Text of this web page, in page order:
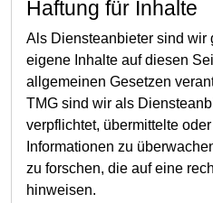
Haftung für Inhalte
Als Diensteanbieter sind wir
eigene Inhalte auf diesen
allgemeinen Gesetzen
TMG sind wir als
verpflichtet, übermittelte
Informationen zu
zu forschen, die auf eine
hinweisen.